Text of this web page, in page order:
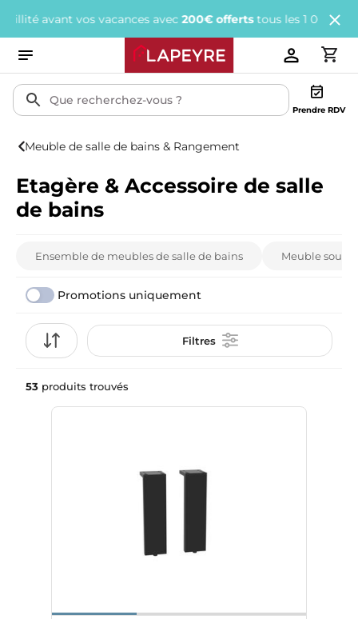
vos vacances avec200€ offertstous les 1 000€ d'achats.
Prendre RDV
Meuble de salle de bains & Rangement
Etagère & Accessoire de salle
de bains
Ensemble de meubles de salle de bains Meuble sous
Promotions uniquement
Filtres
53 produits trouvés